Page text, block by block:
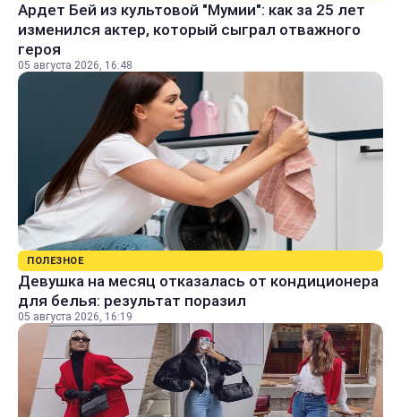
Ардет Бей из культовой "Мумии": как за 25 лет
изменился актер, который сыграл отважного
героя
05 августа 2026, 16:48
ПОЛЕЗНОЕ
Девушка на месяц отказалась от кондиционера
для белья: результат поразил
05 августа 2026, 16:19